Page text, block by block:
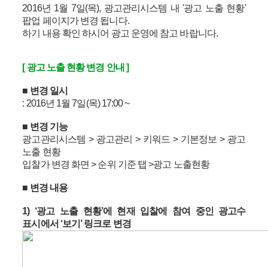
2016년 1월 7일(목), 광고관리시스템 내 '광고 노출 현황'
팝업 페이지가 변경 됩니다.
하기 내용 확인 하시어 광고 운영에 참고 바랍니다.
[ 광고 노출 현황 변경 안내 ]
■ 변경 일시
: 2016년 1월 7일(목) 17:00 ~
■ 변경 기능
광고관리시스템 > 광고관리 > 키워드 > 기본정보 > 광고
노출 현황
입찰가 변경 화면 > 순위 기준 탭 >광고 노출현황
■ 변경 내용
1) ‘광고 노출 현황’에 현재 입찰에 참여 중인 광고수
표시에서 ‘보기’ 링크로 변경